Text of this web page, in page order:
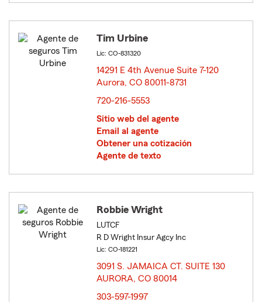
Tim Urbine
Lic: CO-831320
14291 E 4th Avenue Suite 7-120
Aurora, CO 80011-8731
720-216-5553
Sitio web del agente
Email al agente
Obtener una cotización
Agente de texto
Robbie Wright
LUTCF
R D Wright Insur Agcy Inc
Lic: CO-181221
3091 S. JAMAICA CT. SUITE 130
AURORA, CO 80014
303-597-1997